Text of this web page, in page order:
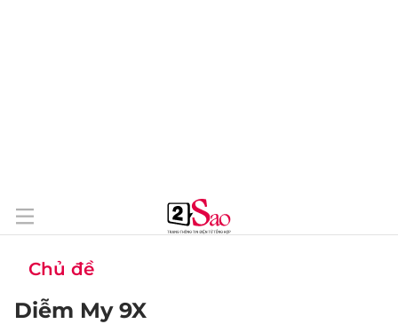
Chủ đề
Diễm My 9X